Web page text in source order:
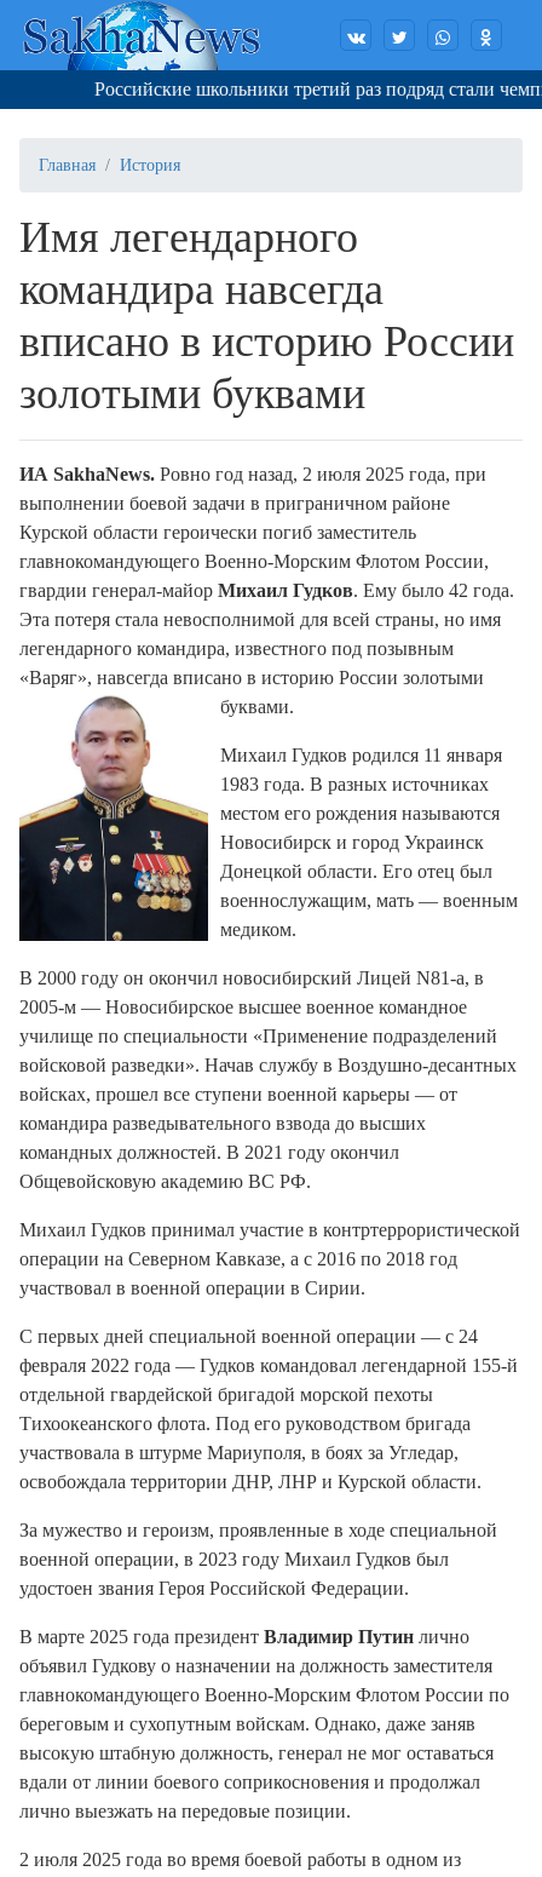
Российские школьники третий раз подряд стали
Главная История
Имя легендарного
командира навсегда
вписано в историю России
золотыми буквами
ИА SakhaNews. Ровно год назад, 2 июля 2025 года, при
выполнении боевой задачи в приграничном районе
Курской области героически погиб заместитель
главнокомандующего Военно-Морским Флотом России,
гвардии генерал-майор Михаил Гудков. Ему было 42 года.
Эта потеря стала невосполнимой для всей страны, но имя
легендарного командира, известного под позывным
«Варяг», навсегда вписано в историю России золотыми
буквами.
Михаил Гудков родился 11 января
1983 года. В разных источниках
местом его рождения называются
Новосибирск и город Украинск
Донецкой области. Его отец был
военнослужащим, мать — военным
медиком.
В 2000 году он окончил новосибирский Лицей N81-а, в
2005-м — Новосибирское высшее военное командное
училище по специальности «Применение подразделений
войсковой разведки». Начав службу в Воздушно-десантных
войсках, прошел все ступени военной карьеры — от
командира разведывательного взвода до высших
командных должностей. В 2021 году окончил
Общевойсковую академию ВС РФ.
Михаил Гудков принимал участие в контртеррористической
операции на Северном Кавказе, а с 2016 по 2018 год
участвовал в военной операции в Сирии.
С первых дней специальной военной операции — с 24
февраля 2022 года — Гудков командовал легендарной 155-й
отдельной гвардейской бригадой морской пехоты
Тихоокеанского флота. Под его руководством бригада
участвовала в штурме Мариуполя, в боях за Угледар,
освобождала территории ДНР, ЛНР и Курской области.
За мужество и героизм, проявленные в ходе специальной
военной операции, в 2023 году Михаил Гудков был
удостоен звания Героя Российской Федерации.
В марте 2025 года президент Владимир Путин лично
объявил Гудкову о назначении на должность заместителя
главнокомандующего Военно-Морским Флотом России по
береговым и сухопутным войскам. Однако, даже заняв
высокую штабную должность, генерал не мог оставаться
вдали от линии боевого соприкосновения и продолжал
лично выезжать на передовые позиции.
2 июля 2025 года во время боевой работы в одном из